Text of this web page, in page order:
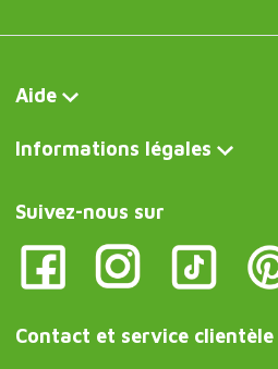
Aide
Informations légales
Suivez-nous sur
Contact et service clientèle